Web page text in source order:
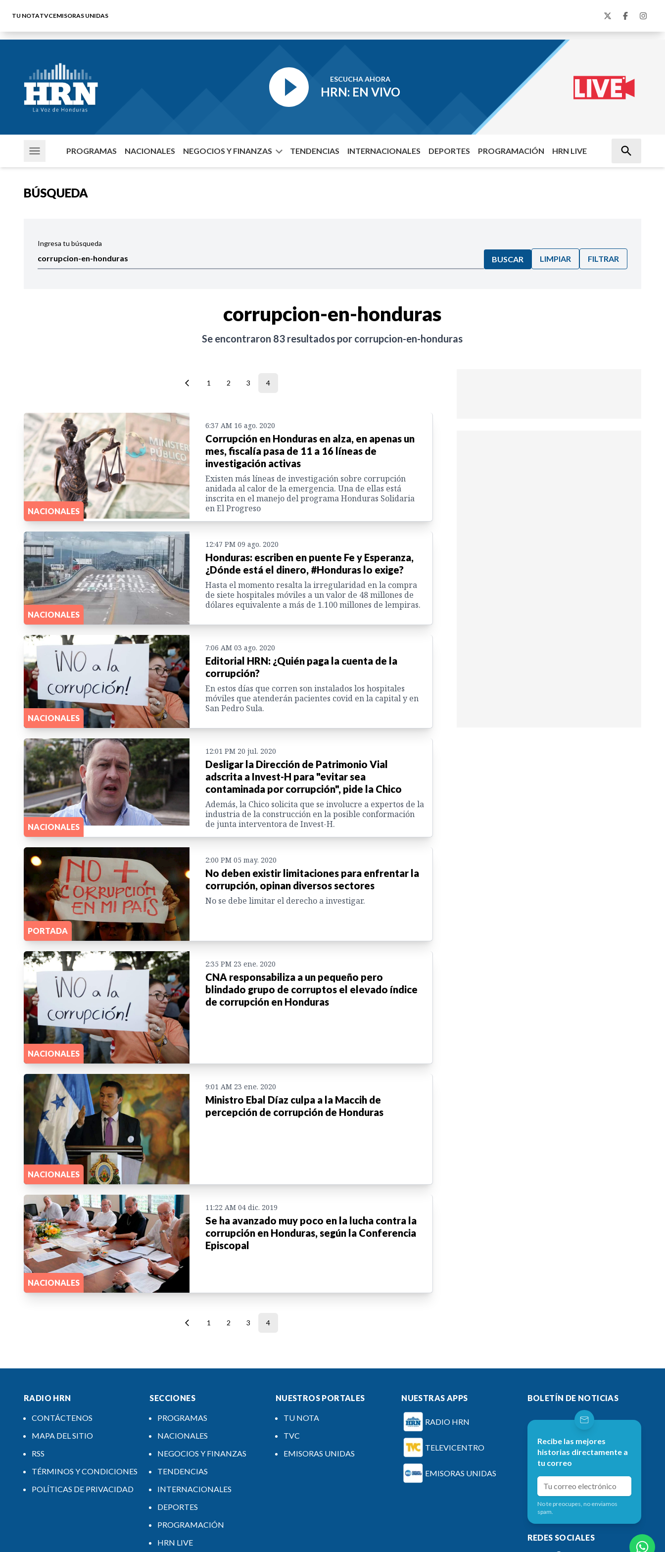
TU NOTATVCEMISORAS UNIDAS
ESCUCHA AHORA
HRN: EN VIVO
PROGRAMAS NACIONALES NEGOCIOS Y FINANZAS TENDENCIAS INTERNACIONALES DEPORTES PROGRAMACIÓN HRN LIVE
BÚSQUEDA
Ingresa tu búsqueda
BUSCAR LIMPIAR FILTRAR
corrupcion-en-honduras
Se encontraron 83 resultados por corrupcion-en-honduras
1 2 3 4
NACIONALES
6:37 AM 16 ago. 2020
Corrupción en Honduras en alza, en apenas un
mes, fiscalía pasa de 11 a 16 líneas de
investigación activas
Existen más líneas de investigación sobre corrupción
anidada al calor de la emergencia. Una de ellas está
inscrita en el manejo del programa Honduras Solidaria
en El Progreso
NACIONALES
12:47 PM 09 ago. 2020
Honduras: escriben en puente Fe y Esperanza,
¿Dónde está el dinero, #Honduras lo exige?
Hasta el momento resalta la irregularidad en la compra
de siete hospitales móviles a un valor de 48 millones de
dólares equivalente a más de 1.100 millones de lempiras.
NACIONALES
7:06 AM 03 ago. 2020
Editorial HRN: ¿Quién paga la cuenta de la
corrupción?
En estos días que corren son instalados los hospitales
móviles que atenderán pacientes covid en la capital y en
San Pedro Sula.
NACIONALES
12:01 PM 20 jul. 2020
Desligar la Dirección de Patrimonio Vial
adscrita a Invest-H para "evitar sea
contaminada por corrupción", pide la Chico
Además, la Chico solicita que se involucre a expertos de la
industria de la construcción en la posible conformación
de junta interventora de Invest-H.
PORTADA
2:00 PM 05 may. 2020
No deben existir limitaciones para enfrentar la
corrupción, opinan diversos sectores
No se debe limitar el derecho a investigar.
NACIONALES
2:35 PM 23 ene. 2020
CNA responsabiliza a un pequeño pero
blindado grupo de corruptos el elevado índice
de corrupción en Honduras
NACIONALES
9:01 AM 23 ene. 2020
Ministro Ebal Díaz culpa a la Maccih de
percepción de corrupción de Honduras
NACIONALES
11:22 AM 04 dic. 2019
Se ha avanzado muy poco en la lucha contra la
corrupción en Honduras, según la Conferencia
Episcopal
1 2 3 4
RADIO HRN
CONTÁCTENOS
MAPA DEL SITIO
RSS
TÉRMINOS Y CONDICIONES
POLÍTICAS DE PRIVACIDAD
SECCIONES
PROGRAMAS
NACIONALES
NEGOCIOS Y FINANZAS
TENDENCIAS
INTERNACIONALES
DEPORTES
PROGRAMACIÓN
HRN LIVE
NUESTROS PORTALES
TU NOTA
TVC
EMISORAS UNIDAS
NUESTRAS APPS
RADIO HRN
TELEVICENTRO
EMISORAS UNIDAS
BOLETÍN DE NOTICIAS
Recibe las mejores
historias directamente a
tu correo
No te preocupes, no enviamos
spam.
REDES SOCIALES